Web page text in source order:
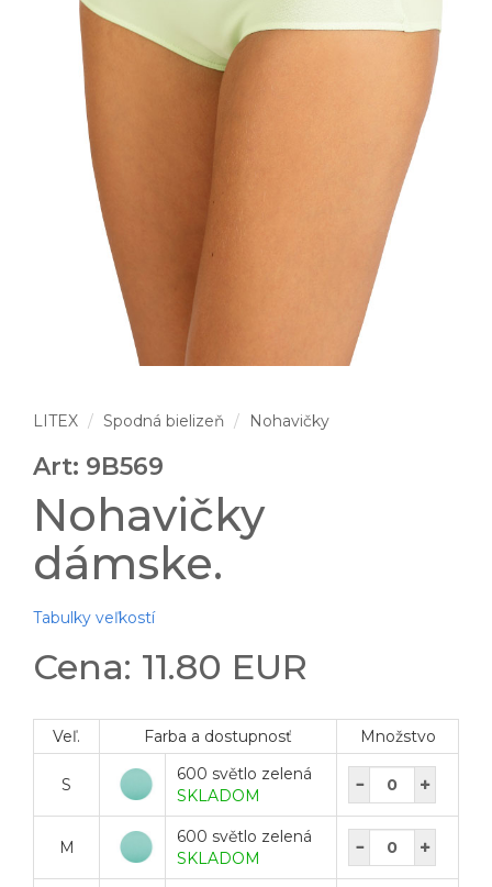
LITEX Spodná bielizeň Nohavičky
Art: 9B569
Nohavičky
dámske.
Tabulky veľkostí
Cena: 11.80 EUR
Veľ. Farba a dostupnosť Množstvo
S
600 světlo zelená
SKLADOM
M
600 světlo zelená
SKLADOM